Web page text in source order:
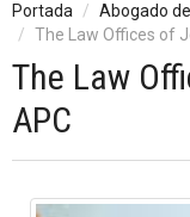
Portada
Abogado
The Law Offices of
The Law
APC